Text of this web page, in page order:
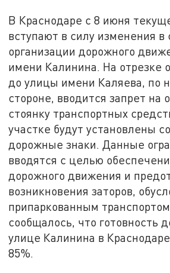
В Краснодаре с 8 июня
вступают в силу изменения в
организации дорожного
имени Калинина. На отрезке
до улицы имени Каляева, по
стороне, вводится запрет на
стоянку транспортных
участке будут установлены
дорожные знаки. Данные
вводятся с целью
дорожного движения и
возникновения заторов,
припаркованным
сообщалось, что готовность
улице Калинина в
85%.